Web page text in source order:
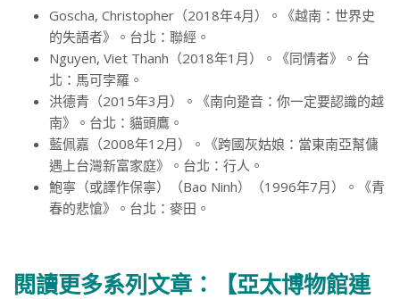
Goscha, Christopher（2018年4月）。《越南：世界史
的失語者》。台北：聯經。
Nguyen, Viet Thanh（2018年1月）。《同情者》。台
北：馬可孛羅。
洪德青（2015年3月）。《南向跫音：你一定要認識的越
南》。台北：貓頭鷹。
藍佩嘉（2008年12月）。《跨國灰姑娘：當東南亞幫傭
遇上台灣新富家庭》。台北：行人。
鮑寧（或譯作保寧）（Bao Ninh）（1996年7月）。《青
春的悲愴》。台北：麥田。
閱讀更多系列文章：
【亞太博物館連